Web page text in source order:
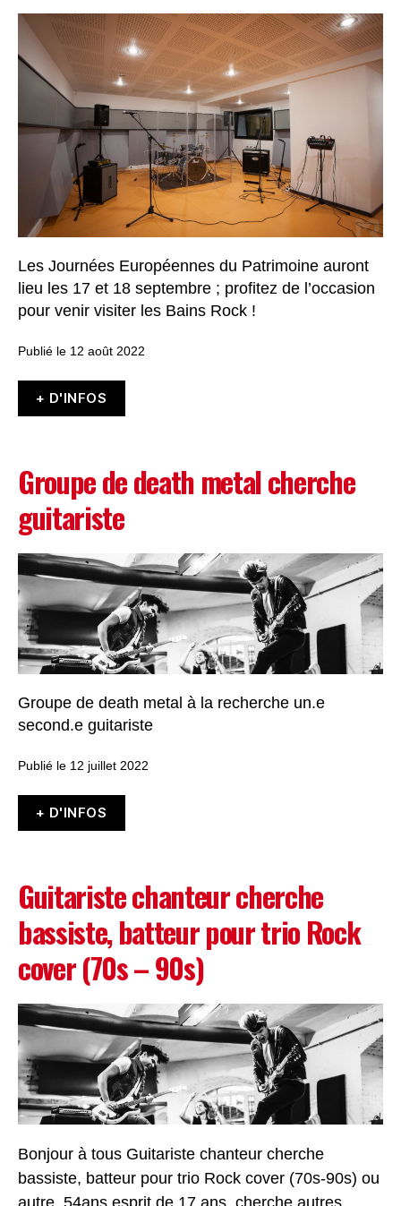
Les Journées Européennes du Patrimoine auront
lieu les 17 et 18 septembre ; profitez de l’occasion
pour venir visiter les Bains Rock !
Publié le 12 août 2022
+ D'INFOS
Groupe de death metal cherche
guitariste
Groupe de death metal à la recherche un.e
second.e guitariste
Publié le 12 juillet 2022
+ D'INFOS
Guitariste chanteur cherche
bassiste, batteur pour trio Rock
cover (70s – 90s)
Bonjour à tous Guitariste chanteur cherche
bassiste, batteur pour trio Rock cover (70s-90s) ou